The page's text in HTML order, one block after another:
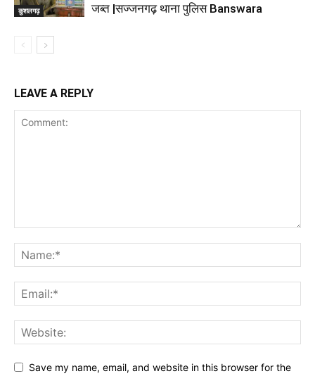
कुशलगढ़
जब्त |सज्जनगढ़ थाना पुलिस Banswara
LEAVE A REPLY
Save my name, email, and website in this browser for the